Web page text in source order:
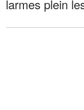
larmes plein